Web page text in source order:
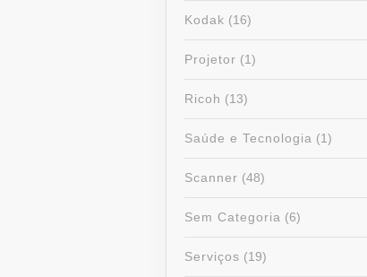
Kodak (16)
Projetor (1)
Ricoh (13)
Saúde e Tecnologia (1)
Scanner (48)
Sem Categoria (6)
Serviços (19)